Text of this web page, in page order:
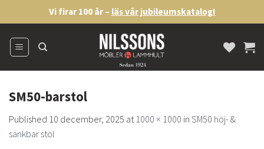
to
content
Vi firar 100 år – läs vår jubileumskatalog!
SM50-barstol
Published 10 december, 2025 at1000 × 1000 in SM50 höj- &
sänkbar stol